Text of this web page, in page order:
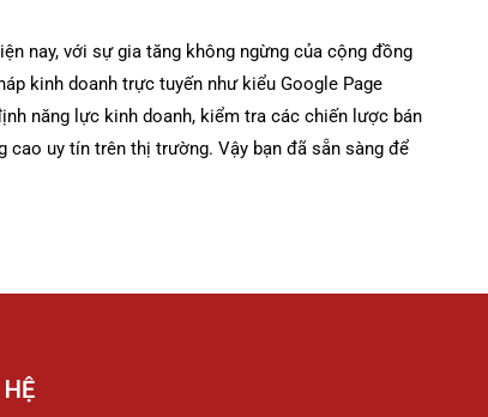
nay, với sự gia tăng không ngừng của cộng đồng
kinh doanh trực tuyến như kiểu Google Page
năng lực kinh doanh, kiểm tra các chiến lược bán
uy tín trên thị trường. Vậy bạn đã sẵn sàng để